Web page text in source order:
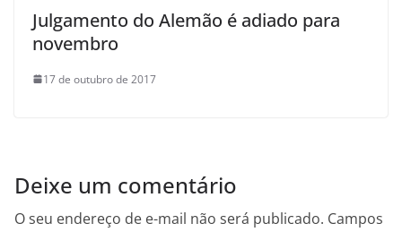
Julgamento do Alemão é adiado para
novembro
17 de outubro de 2017
Deixe um comentário
O seu endereço de e-mail não será publicado. Campos